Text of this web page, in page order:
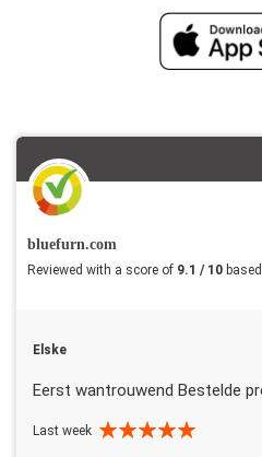
bluefurn.com
Reviewed with a score of 9.1 / 10
Elske
Eerst wantrouwend Bestelde
Last week